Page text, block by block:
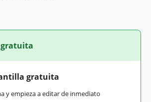
gratuita
y empieza a editar de inmediato